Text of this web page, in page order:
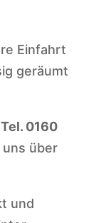
Einfahrt
geräumt
Tel. 0160
über
und